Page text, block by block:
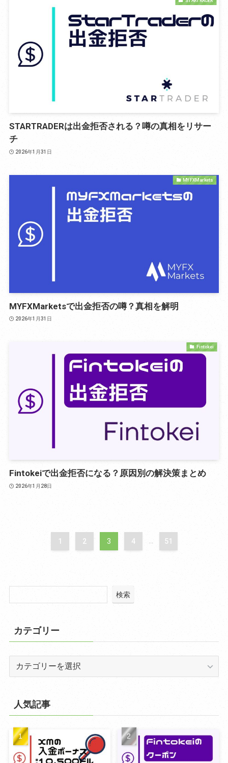
STARTRADERは出金拒否される？噂の真相をリサー
チ
2026年1月31日
MYFXMarkets
MYFXMarketsで出金拒否の噂？真相を解明
2026年1月31日
Fintokei
Fintokeiで出金拒否になる？原因別の解決策まとめ
2026年1月28日
1 2 3 4 ... 51
検索
カテゴリー
ー
人気記事